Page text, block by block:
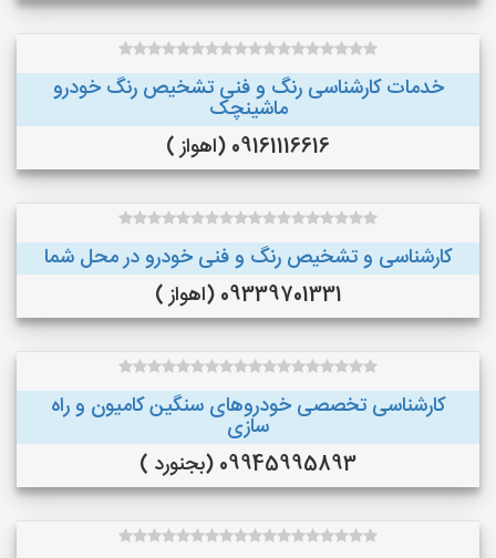
خدمات کارشناسی رنگ و فنی تشخیص رنگ خودرو
ماشینچک
09161116616 (اهواز )
کارشناسی و تشخیص رنگ و فنی خودرو در محل شما
09339701331 (اهواز )
کارشناسی تخصصی خودروهای سنگین کامیون و راه
سازی
09945995893 (بجنورد )